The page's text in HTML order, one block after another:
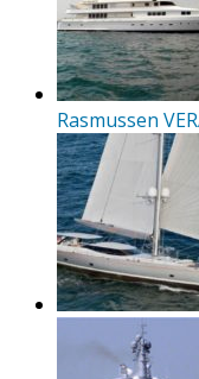
Rasmussen